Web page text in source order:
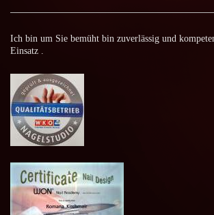
Ich bin um Sie bemüht bin zuverlässig und
Einsatz .